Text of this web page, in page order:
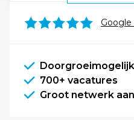
Google
700+ vacatures
Groot netwerk